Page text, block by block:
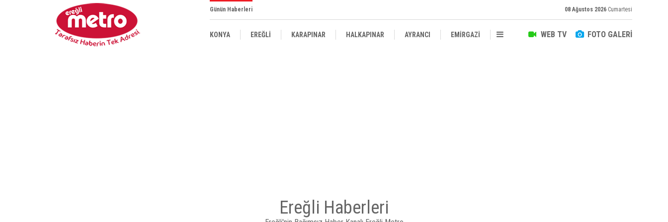
Günün Haberleri 08 Ağustos 2026 Cumartesi
WEB TV FOTO GALERİ
KONYA EREĞLİ KARAPINAR HALKAPINAR AYRANCI EMİRGAZİ
Ereğli Haberleri